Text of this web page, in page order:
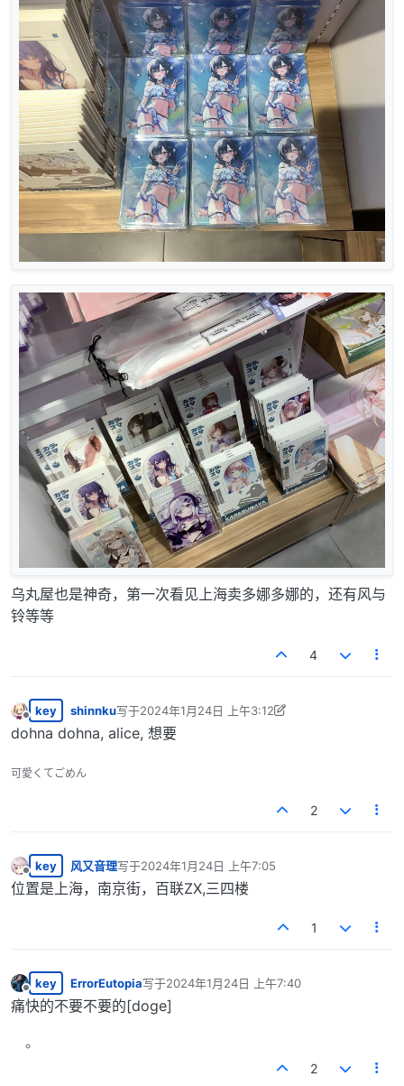
乌丸屋也是神奇，第一次看见上海卖多娜多娜的，还有风与
铃等等
4
离线
key shinnku写于2024年1月24日 上午3:12
最后由 shinnku 编辑2024年1月23日 下午9:12
dohna dohna, alice, 想要
可愛くてごめん
2
离线
key 风又音理写于2024年1月24日 上午7:05
最后由 编辑
位置是上海，南京街，百联ZX,三四楼
1
离线
key ErrorEutopia写于2024年1月24日 上午7:40
最后由 编辑
痛快的不要不要的[doge]
2